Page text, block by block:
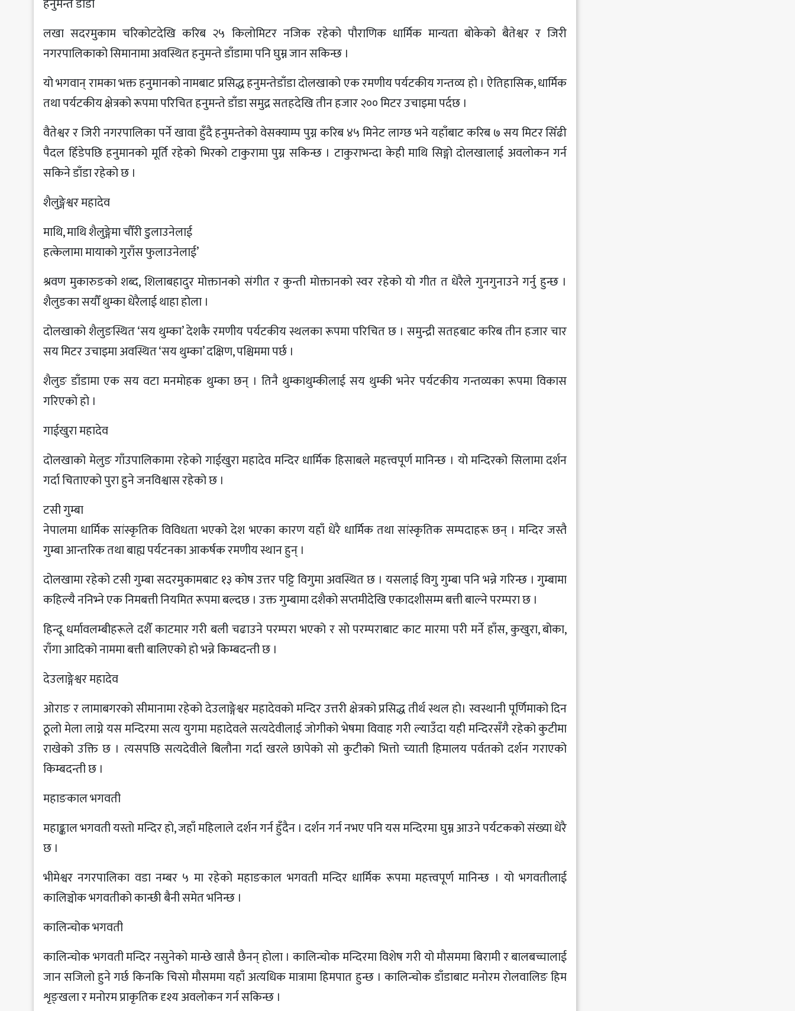
हनुमन्ते डाँडा
लखा सदरमुकाम चरिकोटदेखि करिब २५ किलोमिटर नजिक रहेको पौराणिक धार्मिक मान्यता बोकेको बैतेश्वर र जिरी
नगरपालिकाको सिमानामा अवस्थित हनुमन्ते डाँडामा पनि घुम्न जान सकिन्छ ।
यो भगवान् रामका भक्त हनुमानको नामबाट प्रसिद्ध हनुमन्तेडाँडा दोलखाको एक रमणीय पर्यटकीय गन्तव्य हो । ऐतिहासिक, धार्मिक
तथा पर्यटकीय क्षेत्रको रूपमा परिचित हनुमन्ते डाँडा समुद्र सतहदेखि तीन हजार २०० मिटर उचाइमा पर्दछ ।
वैतेश्वर र जिरी नगरपालिका पर्ने खावा हुँदै हनुमन्तेको वेसक्याम्प पुग्न करिब ४५ मिनेट लाग्छ भने यहाँबाट करिब ७ सय मिटर सिँढी
पैदल हिँडेपछि हनुमानको मूर्ति रहेको भिरको टाकुरामा पुग्न सकिन्छ । टाकुराभन्दा केही माथि सिङ्गो दोलखालाई अवलोकन गर्न
सकिने डाँडा रहेको छ ।
शैलुङ्गेश्वर महादेव
माथि, माथि शैलुङ्गेमा चौँरी डुलाउनेलाई
हत्केलामा मायाको गुराँस फुलाउनेलाई’
श्रवण मुकारुङको शब्द, शिलाबहादुर मोक्तानको संगीत र कुन्ती मोक्तानको स्वर रहेको यो गीत त धेरैले गुनगुनाउने गर्नु हुन्छ ।
शैलुङका सयौँ थुम्का धेरैलाई थाहा होला ।
दोलखाको शैलुङस्थित ‘सय थुम्का’ देशकै रमणीय पर्यटकीय स्थलका रूपमा परिचित छ । समुन्द्री सतहबाट करिब तीन हजार चार
सय मिटर उचाइमा अवस्थित ‘सय थुम्का’ दक्षिण, पश्चिममा पर्छ ।
शैलुङ डाँडामा एक सय वटा मनमोहक थुम्का छन् । तिनै थुम्काथुम्कीलाई सय थुम्की भनेर पर्यटकीय गन्तव्यका रूपमा विकास
गरिएको हो ।
गाईखुरा महादेव
दोलखाको मेलुङ गाँउपालिकामा रहेको गाईखुरा महादेव मन्दिर धार्मिक हिसाबले महत्त्वपूर्ण मानिन्छ । यो मन्दिरको सिलामा दर्शन
गर्दा चिताएको पुरा हुने जनविश्वास रहेको छ ।
टसी गुम्बा
नेपालमा धार्मिक सांस्कृतिक विविधता भएको देश भएका कारण यहाँ धेरै धार्मिक तथा सांस्कृतिक सम्पदाहरू छन् । मन्दिर जस्तै
गुम्बा आन्तरिक तथा बाह्य पर्यटनका आकर्षक रमणीय स्थान हुन् ।
दोलखामा रहेको टसी गुम्बा सदरमुकामबाट १३ कोष उत्तर पट्टि विगुमा अवस्थित छ । यसलाई विगु गुम्बा पनि भन्ने गरिन्छ । गुम्बामा
कहिल्यै ननिभ्ने एक निमबत्ती नियमित रूपमा बल्दछ । उक्त गुम्बामा दशैको सप्तमीदेखि एकादशीसम्म बत्ती बाल्ने परम्परा छ ।
हिन्दू धर्मावलम्बीहरूले दशैँ काटमार गरी बली चढाउने परम्परा भएको र सो परम्पराबाट काट मारमा परी मर्ने हाँस, कुखुरा, बोका,
राँगा आदिको नाममा बत्ती बालिएको हो भन्ने किम्बदन्ती छ ।
देउलाङ्गेश्वर महादेव
ओराङ र लामाबगरको सीमानामा रहेको देउलाङ्गेश्वर महादेवको मन्दिर उत्तरी क्षेत्रको प्रसिद्ध तीर्थ स्थल हो। स्वस्थानी पूर्णिमाको दिन
ठूलो मेला लाग्ने यस मन्दिरमा सत्य युगमा महादेवले सत्यदेवीलाई जोगीको भेषमा विवाह गरी ल्याउँदा यही मन्दिरसँगै रहेको कुटीमा
राखेको उक्ति छ । त्यसपछि सत्यदेवीले बिलौना गर्दा खरले छापेको सो कुटीको भित्तो च्याती हिमालय पर्वतको दर्शन गराएको
किम्बदन्ती छ ।
महाङकाल भगवती
महाङ्काल भगवती यस्तो मन्दिर हो, जहाँ महिलाले दर्शन गर्न हुँदैन । दर्शन गर्न नभए पनि यस मन्दिरमा घुम्न आउने पर्यटकको संख्या धेरै
छ ।
भीमेश्वर नगरपालिका वडा नम्बर ५ मा रहेको महाङकाल भगवती मन्दिर धार्मिक रूपमा महत्त्वपूर्ण मानिन्छ । यो भगवतीलाई
कालिञ्चोक भगवतीको कान्छी बैनी समेत भनिन्छ ।
कालिन्चोक भगवती
कालिन्चोक भगवती मन्दिर नसुनेको मान्छे खासै छैनन् होला । कालिन्चोक मन्दिरमा विशेष गरी यो मौसममा बिरामी र बालबच्चालाई
जान सजिलो हुने गर्छ किनकि चिसो मौसममा यहाँ अत्यधिक मात्रामा हिमपात हुन्छ । कालिन्चोक डाँडाबाट मनोरम रोलवालिङ हिम
शृङ्खला र मनोरम प्राकृतिक दृश्य अवलोकन गर्न सकिन्छ ।